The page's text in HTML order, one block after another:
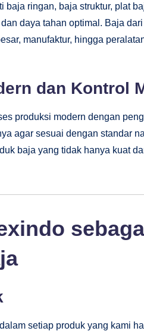
baja ringan, baja struktur, plat
daya tahan optimal. Baja
manufaktur, hingga
dan Kontrol
produksi modern dengan
agar sesuai dengan standar
baja yang tidak hanya kuat
setiap produk yang kami